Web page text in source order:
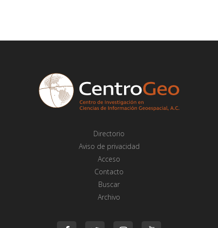
Directorio
Aviso de privacidad
Acceso
Contacto
Buscar
Archivo